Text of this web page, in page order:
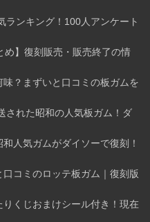
ランキング！100人アンケート
め】復刻販売・販売終了の情
？まずいと口コミの板ガムを
された昭和の人気板ガム！ダ
人気ガムがダイソーで復刻！
口コミのロッテ板ガム｜復刻版
りくじおまけシール付き！現在